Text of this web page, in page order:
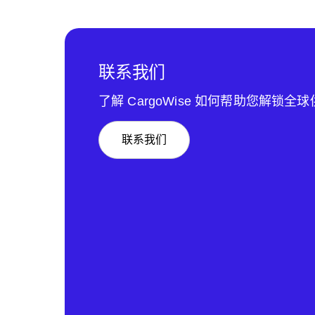
联系我们
了解 CargoWise 如何帮助您解锁全球
联系我们